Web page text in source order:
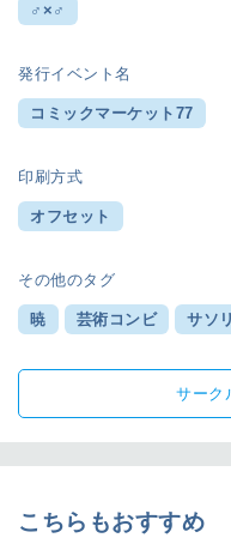
♂×♂
発行イベント名
コミックマーケット77
印刷方式
オフセット
その他のタグ
暁 芸術コンビ サソリ
サーク
こちらもおすすめ